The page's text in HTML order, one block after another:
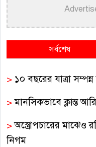
সর্বশেষ
> ১০ বছরের যাত্রা
>মানসিকভাবে ক্লান্ত
>অস্ত্রোপচারের মাঝেও
নিগম